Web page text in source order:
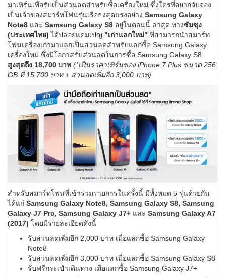
มาเทิร์นเพื่อรับเป็นส่วนลดสำหรับซื้อเครื่องใหม่ ซึ่งใครที่อยากจับจอง
เป็นเจ้าของสมาร์ทโฟนรุ่นเรือธงสุดแรงอย่าง Samsung Galaxy
Note8 และ Samsung Galaxy S8 อยู่ในตอนนี้ ล่าสุด ทางซัมซุง
(ประเทศไทย) ได้ปล่อยแคมเปญ "เก่าแลกใหม่" ที่สามารถนำสมาร์ท
โฟนเครื่องเก่ามาแลกเป็นส่วนลดสำหรับแลกซื้อ Samsung Galaxy
เครื่องใหม่ ซึ่งมีโอกาสรับส่วนลดในการซื้อ Samsung Galaxy S8
สูงสุดถึง 18,700 บาท (*เป็นราคาเทิร์นของ iPhone 7 Plus ขนาด 256
GB ที่ 15,700 บาท + ส่วนลดเพิ่มอีก 3,000 บาท)
สำหรับสมาร์ทโฟนที่เข้าร่วมรายการในครั้งนี้ มีทั้งหมด 5 รุ่นด้วยกัน
ได้แก่ Samsung Galaxy Note8, Samsung Galaxy S8, Samsung
Galaxy J7 Pro, Samsung Galaxy J7+ และ Samsung Galaxy A7
(2017) โดยมีรายละเอียดดังนี้
รับส่วนลดเพิ่มอีก 2,000 บาท เมื่อแลกซื้อ Samsung Galaxy
Note8
รับส่วนลดเพิ่มอีก 3,000 บาท เมื่อแลกซื้อ Samsung Galaxy S8
รับฟรีกระเป๋าเดินทาง เมื่อแลกซื้อ Samsung Galaxy J7+